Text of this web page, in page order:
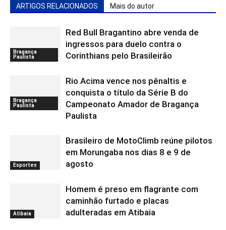
ARTIGOS RELACIONADOS Mais do autor
Bragança
Paulista
Red Bull Bragantino abre venda de
ingressos para duelo contra o
Corinthians pelo Brasileirão
Bragança
Paulista
Rio Acima vence nos pênaltis e
conquista o título da Série B do
Campeonato Amador de Bragança
Paulista
Esportes
Brasileiro de MotoClimb reúne pilotos
em Morungaba nos dias 8 e 9 de
agosto
Atibaia
Homem é preso em flagrante com
caminhão furtado e placas
adulteradas em Atibaia